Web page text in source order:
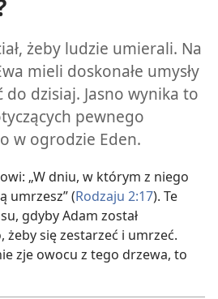
żeby ludzie umierali. Na
mieli doskonałe umysły
do dzisiaj. Jasno wynika to
pewnego
w ogrodzie Eden.
„W dniu, w którym z niego
umrzesz” (Rodzaju 2:17). Te
gdyby Adam został
się zestarzeć i umrzeć.
zje owocu z tego drzewa, to